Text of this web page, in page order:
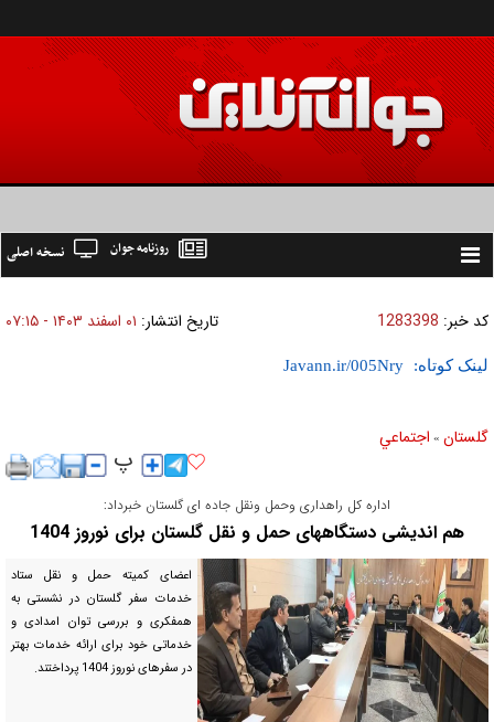
Toggle
نسخه اصلی روزنامه جوان
کد خبر: 1283398 تاریخ انتشار: ۰۱ اسفند ۱۴۰۳ - ۰۷:۱۵
لینک کوتاه:
گلستان » اجتماعي
اداره کل راهداری وحمل ونقل جاده ای گلستان خبرداد:
هم اندیشی دستگاههای حمل و نقل گلستان برای نوروز 1404
اعضای کمیته حمل و نقل ستاد
خدمات سفر گلستان در نشستی به
همفکری و بررسی توان امدادی و
خدماتی خود برای ارائه خدمات بهتر
در سفرهای نوروز 1404 پرداختند.